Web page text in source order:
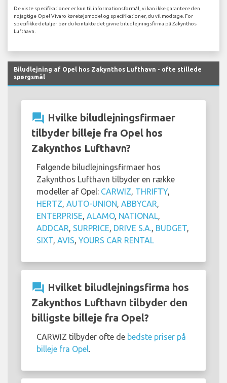
De viste specifikationer er kun til informationsformål, vi kan ikke garantere den
nøjagtige Opel Vivaro køretøjsmodel og specifikationer, du vil modtage. For
specifikke detaljer bør du kontakte det givne biludlejningsfirma på Zakynthos
Lufthavn.
Biludlejning af Opel hos Zakynthos Lufthavn - ofte stillede
spørgsmål
question_answer Hvilke biludlejningsfirmaer
tilbyder billeje fra Opel hos
Zakynthos Lufthavn?
Følgende biludlejningsfirmaer hos
Zakynthos Lufthavn tilbyder en række
modeller af Opel: CARWIZ THRIFTY,
HERTZ AUTO-UNION ABBYCAR
ENTERPRISE ALAMO, NATIONAL
ADDCAR SURPRICE DRIVE S.A. BUDGET
SIXT AVIS YOURS CAR RENTAL
question_answer Hvilket biludlejningsfirma hos
Zakynthos Lufthavn tilbyder den
billigste billeje fra Opel?
CARWIZ tilbyder ofte de bedste priser på
billeje fra Opel